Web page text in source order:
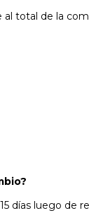
total de la
días luego de